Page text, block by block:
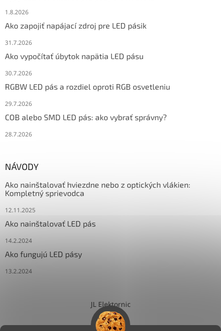
1.8.2026
Ako zapojiť napájací zdroj pre LED pásik
31.7.2026
Ako vypočítať úbytok napätia LED pásu
30.7.2026
RGBW LED pás a rozdiel oproti RGB osvetleniu
29.7.2026
COB alebo SMD LED pás: ako vybrať správny?
28.7.2026
NÁVODY
Ako nainštalovať hviezdne nebo z optických vlákien:
Kompletný sprievodca
12.11.2025
Ako nainštalovať LED pás
14.2.2024
Ako fungujú LED pásy
13.2.2024
JL Elektornic